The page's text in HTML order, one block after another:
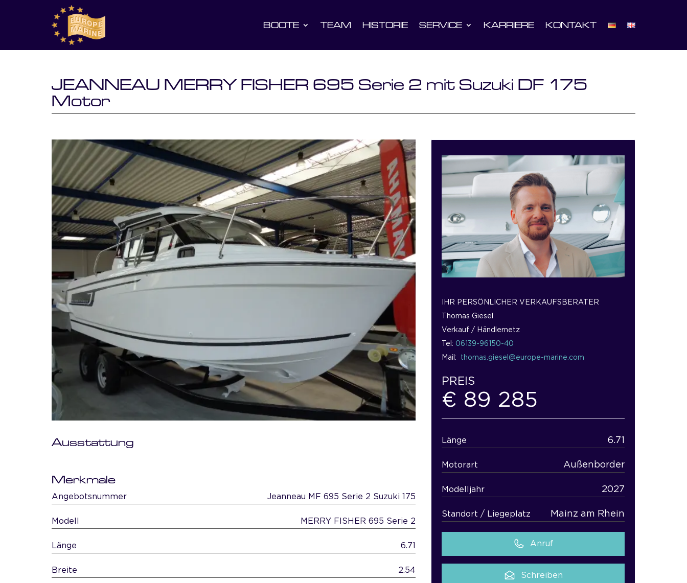
BOOTE TEAM HISTORIE SERVICE KARRIERE KONTAKT
JEANNEAU MERRY FISHER 695 Serie 2 mit Suzuki DF 175
Motor
Ausstattung
Merkmale
Angebotsnummer Jeanneau MF 695 Serie 2 Suzuki 175
Modell MERRY FISHER 695 Serie 2
Länge 6.71
Breite 2.54
IHR PERSÖNLICHER VERKAUFSBERATER
Thomas Giesel
Verkauf / Händlernetz
Tel: 06139-96150-40
Mail: thomas.giesel@europe-marine.com
PREIS
€ 89 285
Länge 6.71
Motorart Außenborder
Modelljahr 2027
Standort / Liegeplatz Mainz am Rhein
Anruf
Schreiben